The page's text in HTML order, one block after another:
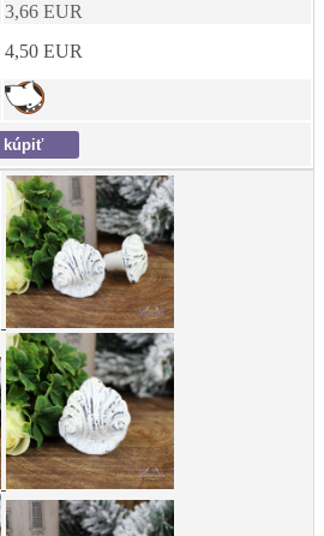
3,66 EUR
4,50 EUR